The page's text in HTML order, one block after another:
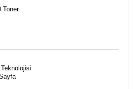
Toner